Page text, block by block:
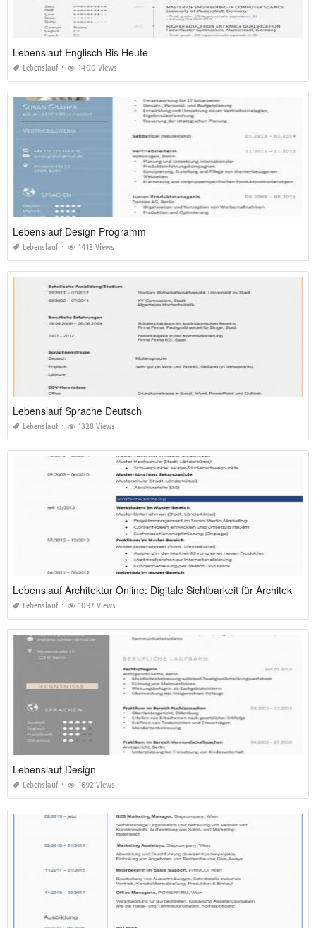
Lebenslauf Englisch Bis Heute
Lebenslauf 1400 Views
Lebenslauf Design Programm
Lebenslauf 1413 Views
Lebenslauf Sprache Deutsch
Lebenslauf 1328 Views
Lebenslauf 1097 Views
Lebenslauf Design
Lebenslauf 1692 Views